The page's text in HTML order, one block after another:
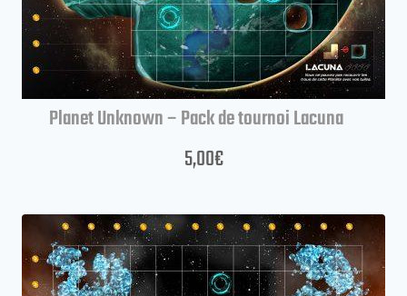
Planet Unknown – Pack de tournoi Lacuna
5,00€